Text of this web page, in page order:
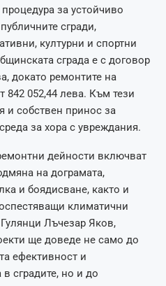
за устойчиво
сгради,
културни и спортни
сграда е с договор
докато ремонтите на
842 052,44 лева. Към тези
и собствен принос за
за хора с увреждания.
дейности включват
на дограмата,
и боядисване, както и
климатични
Лъчезар Яков,
ще доведе не само до
ефективност и
сградите, но и до